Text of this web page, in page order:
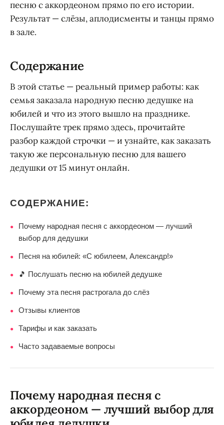
песню с аккордеоном прямо по его истории.
Результат — слёзы, аплодисменты и танцы прямо
в зале.
Содержание
В этой статье — реальный пример работы: как
семья заказала народную песню дедушке на
юбилей и что из этого вышло на празднике.
Послушайте трек прямо здесь, прочитайте
разбор каждой строчки — и узнайте, как заказать
такую же персональную песню для вашего
дедушки от 15 минут онлайн.
СОДЕРЖАНИЕ:
●
Почему народная песня с аккордеоном — лучший
выбор для дедушки
● Песня на юбилей: «С юбилеем, Александр!»
● 🎵 Послушать песню на юбилей дедушке
● Почему эта песня растрогала до слёз
● Отзывы клиентов
● Тарифы и как заказать
● Часто задаваемые вопросы
Почему народная песня с
аккордеоном — лучший выбор для